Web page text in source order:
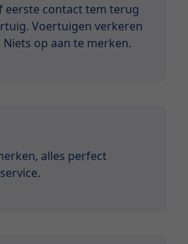
eerste contact tem terug
Voertuigen verkeren
op aan te merken.
alles perfect